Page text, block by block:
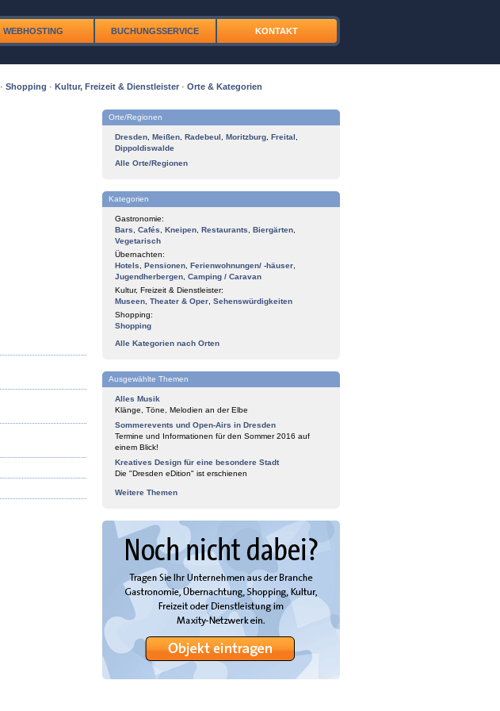
WEBHOSTING BUCHUNGSSERVICE KONTAKT
· Shopping · Kultur, Freizeit & Dienstleister · Orte & Kategorien
Orte/Regionen
Dresden Meißen Radebeul Moritzburg Freital
Dippoldiswalde
Alle Orte/Regionen
Kategorien
Gastronomie:
Bars
Cafés Kneipen Restaurants Biergärten
Vegetarisch
Übernachten:
Hotels
Pensionen Ferienwohnungen/ -häuser
Jugendherbergen Camping / Caravan
Kultur, Freizeit & Dienstleister:
Museen Theater & Oper Sehenswürdigkeiten
Shopping:
Shopping
Alle Kategorien nach Orten
Ausgewählte Themen
Alles Musik
Klänge, Töne, Melodien an der Elbe
Sommerevents und Open-Airs in Dresden
Termine und Informationen für den Sommer 2016 auf
einem Blick!
Kreatives Design für eine besondere Stadt
Die "Dresden eDition" ist erschienen
Weitere Themen